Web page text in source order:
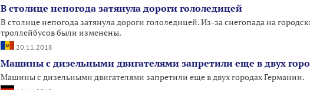
В столице непогода затянула дороги гололедицей
В столице непогода затянула дороги гололедицей. Из-за снегопада на
троллейбусов были изменены.
20.11.2018
Машины с дизельными двигателями запретили еще в двух
Машины с дизельными двигателями запретили еще в двух городах Германии.